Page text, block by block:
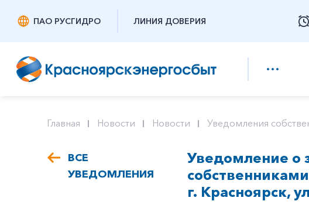
ПАО РУСГИДРО ЛИНИЯ ДОВЕРИЯ
Главная Новости Новости Уведомления
ВСЕ
УВЕДОМЛЕНИЯ
Уведомление о
г. Красноярск,